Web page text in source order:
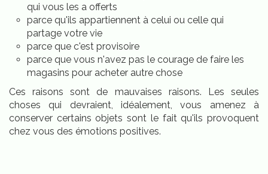
qui vous les a offerts
parce qu'ils appartiennent à celui ou celle qui
partage votre vie
parce que c'est provisoire
parce que vous n'avez pas le courage de faire les
magasins pour acheter autre chose
Ces raisons sont de mauvaises raisons. Les seules
choses qui devraient, idéalement, vous amenez à
conserver certains objets sont le fait qu'ils provoquent
chez vous des émotions positives.